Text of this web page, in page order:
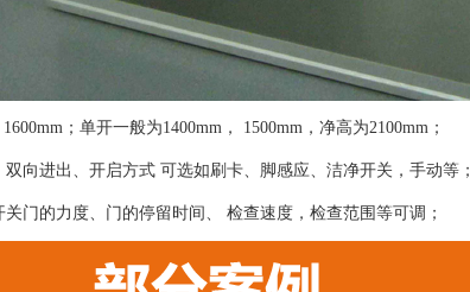
；单开一般为1400mm， 1500mm，净高为2100mm；
向进出、开启方式 可选如刷卡、脚感应、洁净开关，手动等；
门的力度、门的停留时间、 检查速度，检查范围等可调；